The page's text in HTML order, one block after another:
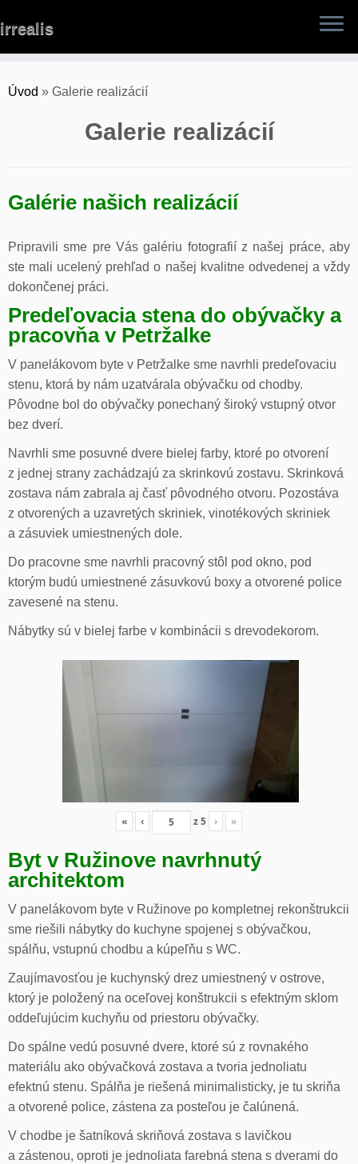
to
irrealis
Úvod » Galerie realizácií
Galerie realizácií
Galérie našich realizácií
Pripravili sme pre Vás galériu fotografií z našej práce, aby
ste mali ucelený prehľad o našej kvalitne odvedenej a vždy
dokončenej práci.
Predeľovacia stena do obývačky a
pracovňa v Petržalke
V panelákovom byte v Petržalke sme navrhli predeľovaciu
stenu, ktorá by nám uzatvárala obývačku od chodby.
Pôvodne bol do obývačky ponechaný široký vstupný otvor
bez dverí.
Navrhli sme posuvné dvere bielej farby, ktoré po otvorení
z jednej strany zachádzajú za skrinkovú zostavu. Skrinková
zostava nám zabrala aj časť pôvodného otvoru. Pozostáva
z otvorených a uzavretých skriniek, vinotékových skriniek
a zásuviek umiestnených dole.
Do pracovne sme navrhli pracovný stôl pod okno, pod
ktorým budú umiestnené zásuvkovú boxy a otvorené police
zavesené na stenu.
Nábytky sú v bielej farbe v kombinácii s drevodekorom.
« ‹ z5 › »
Byt v Ružinove navrhnutý
architektom
V panelákovom byte v Ružinove po kompletnej rekonštrukcii
sme riešili nábytky do kuchyne spojenej s obývačkou,
spálňu, vstupnú chodbu a kúpeľňu s WC.
Zaujímavosťou je kuchynský drez umiestnený v ostrove,
ktorý je položený na oceľovej konštrukcii s efektným sklom
oddeľujúcim kuchyňu od priestoru obývačky.
Do spálne vedú posuvné dvere, ktoré sú z rovnakého
materiálu ako obývačková zostava a tvoria jednoliatu
efektnú stenu. Spálňa je riešená minimalisticky, je tu skriňa
a otvorené police, zástena za posteľou je čalúnená.
V chodbe je šatníková skriňová zostava s lavičkou
a zástenou, oproti je jednoliata farebná stena s dverami do